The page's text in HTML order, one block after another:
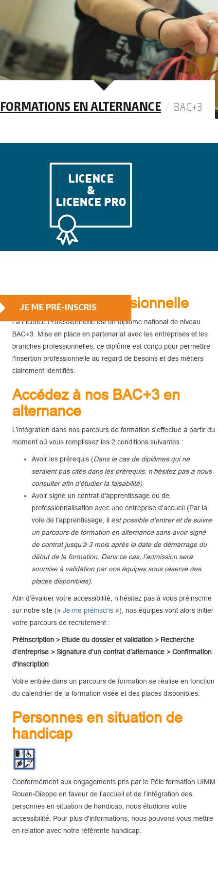
FORMATIONS EN ALTERNANCE BAC+3
JE ME PRÉ-INSCRIS
La Licence Professionnelle
La Licence Professionnelle est un diplôme national de niveau
BAC+3. Mise en place en partenariat avec les entreprises et les
branches professionnelles, ce diplôme est conçu pour permettre
l'insertion professionnelle au regard de besoins et des métiers
clairement identifiés.
Accédez à nos BAC+3 en
alternance
L’intégration dans nos parcours de formation s'effectue à partir du
moment où vous remplissez les 2 conditions suivantes :
Avoir les prérequis (Dans le cas de diplômes qui ne
seraient pas cités dans les prérequis, n’hésitez pas à nous
consulter afin d’étudier la faisabilité)
Avoir signé un contrat d'apprentissage ou de
professionnalisation avec une entreprise d'accueil (Par la
voie de l'apprentissage, il est possible d'entrer et de suivre
un parcours de formation en alternance sans avoir signé
de contrat jusqu’à 3 mois après la date de démarrage du
début de la formation. Dans ce cas, l’admission sera
soumise à validation par nos équipes sous réserve des
places disponibles).
Afin d’évaluer votre accessibilité, n’hésitez pas à vous préinscrire
sur notre site (« Je me préinscris »), nos équipes vont alors initier
votre parcours de recrutement :
Préinscription > Etude du dossier et validation > Recherche
d’entreprise > Signature d’un contrat d’alternance > Confirmation
d'inscription
Votre entrée dans un parcours de formation se réalise en fonction
du calendrier de la formation visée et des places disponibles.
Personnes en situation de
handicap
Conformément aux engagements pris par le Pôle formation UIMM
Rouen-Dieppe en faveur de l’accueil et de l’intégration des
personnes en situation de handicap, nous étudions votre
accessibilité. Pour plus d'informations, nous pouvons vous mettre
en relation avec notre référente handicap.